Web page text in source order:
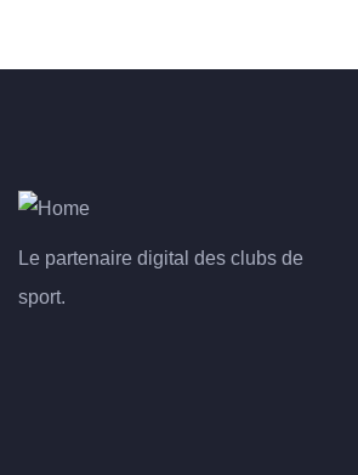
Le partenaire digital des clubs de
sport.